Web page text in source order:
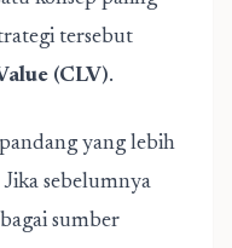
tersebut
(CLV).
yang lebih
sebelumnya
sumber